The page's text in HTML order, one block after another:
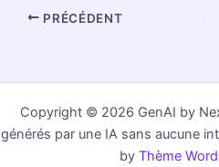
PRÉCÉDENT
Copyright © 2026 GenAI by
générés par une IA sans aucune
by Thème